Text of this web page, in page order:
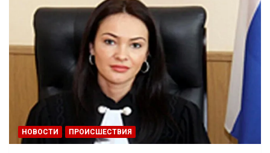
НОВОСТИ ПРОИСШЕСТВИЯ